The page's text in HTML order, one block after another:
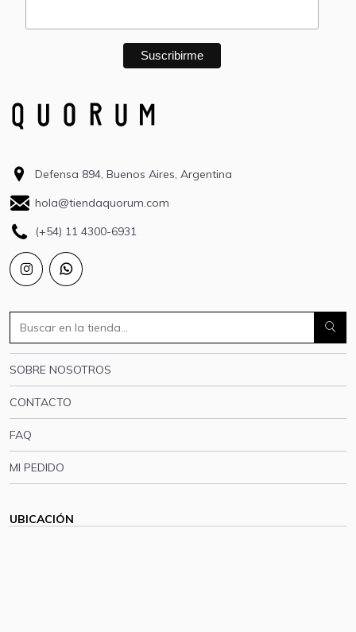
Defensa 894, Buenos Aires, Argentina
hola@tiendaquorum.com
(+54) 11 4300-6931
SOBRE NOSOTROS
CONTACTO
FAQ
MI PEDIDO
UBICACIÓN